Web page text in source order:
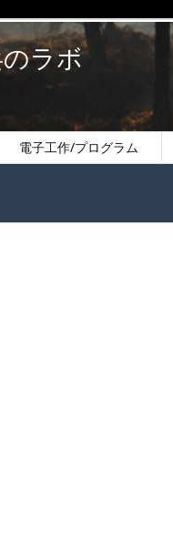
ラボ
電子工作/プログラム